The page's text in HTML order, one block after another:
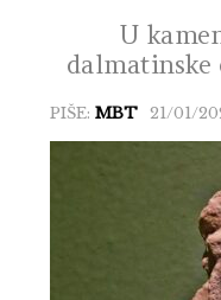
U
dalmatinske
PIŠE: MBT 21/01/